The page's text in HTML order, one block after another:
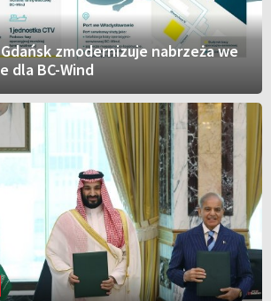
zmodernizuje nabrzeża we
dla BC-Wind